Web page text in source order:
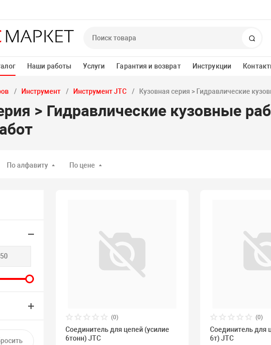
Поиск
Наши работы Услуги Гарантия и возврат Инструкции
Инструмент Инструмент JTC Кузовная серия > Гидравлические
> Гидравлические кузовные
По алфавиту По цене
(0)
Соединитель для цепей (усилие
6тонн) JTC
(0)
Соединитель для
6т) JTC